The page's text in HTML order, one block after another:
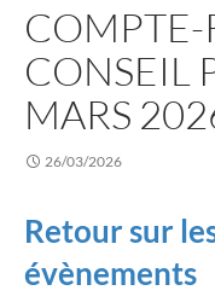
CONSEIL
MARS
26/03/2026
Retour sur
évènements